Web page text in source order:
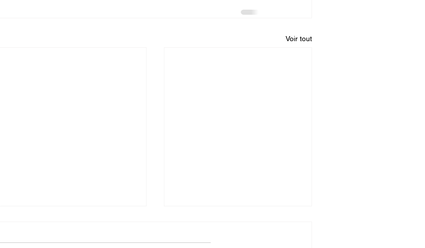
Voir tout